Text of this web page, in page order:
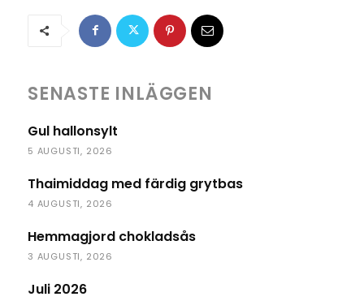
SENASTE INLÄGGEN
Gul hallonsylt
5 AUGUSTI, 2026
Thaimiddag med färdig grytbas
4 AUGUSTI, 2026
Hemmagjord chokladsås
3 AUGUSTI, 2026
Juli 2026